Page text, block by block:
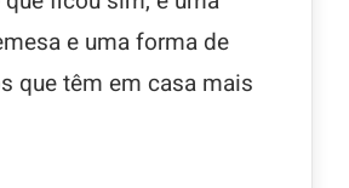
e uma forma de
que têm em casa mais